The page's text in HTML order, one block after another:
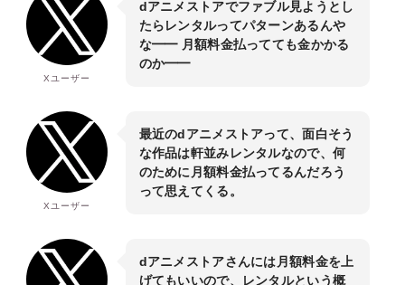
Xユーザー
dアニメストアでファブル見ようとし
たらレンタルってパターンあるんや
な━━ 月額料金払ってても金かかる
のか━━
Xユーザー
最近のdアニメストアって、面白そう
な作品は軒並みレンタルなので、何
のために月額料金払ってるんだろう
って思えてくる。
dアニメストアさんには月額料金を上
げてもいいので、レンタルという概